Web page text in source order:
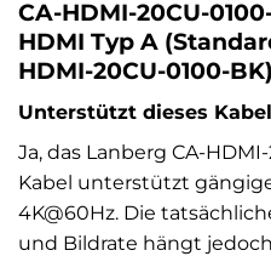
CA-HDMI-20CU-
HDMI Typ A
HDMI-20CU-0100-BK)
Unterstützt dieses
Ja, das Lanberg CA-
Kabel unterstützt
4K@60Hz. Die
und Bildrate hängt